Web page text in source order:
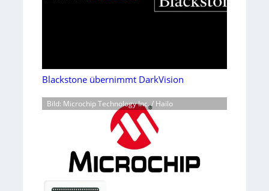
Blackstone übernimmt DarkVision
Bild: Microchip Technology Inc. / Hailo